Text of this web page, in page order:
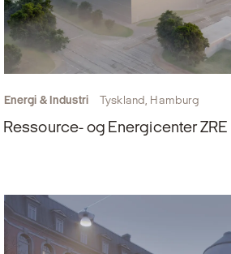
Energi & Industri Tyskland, Hamburg
Ressource- og Energicenter ZRE